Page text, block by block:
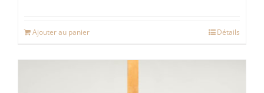
Ajouter au panier Détails